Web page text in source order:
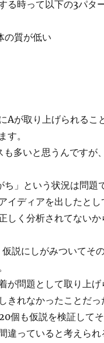
る時って以下の3パタ
の質が低い
Aが取り上げられるこ
す。
も多いと思うんですが
ち」という状況は問
イディアを出したと
しく分析されてないか
説にしがみついてそ
が問題として取り上
きれなかったことだっ
個も仮説を検証して
違っていると考えられ